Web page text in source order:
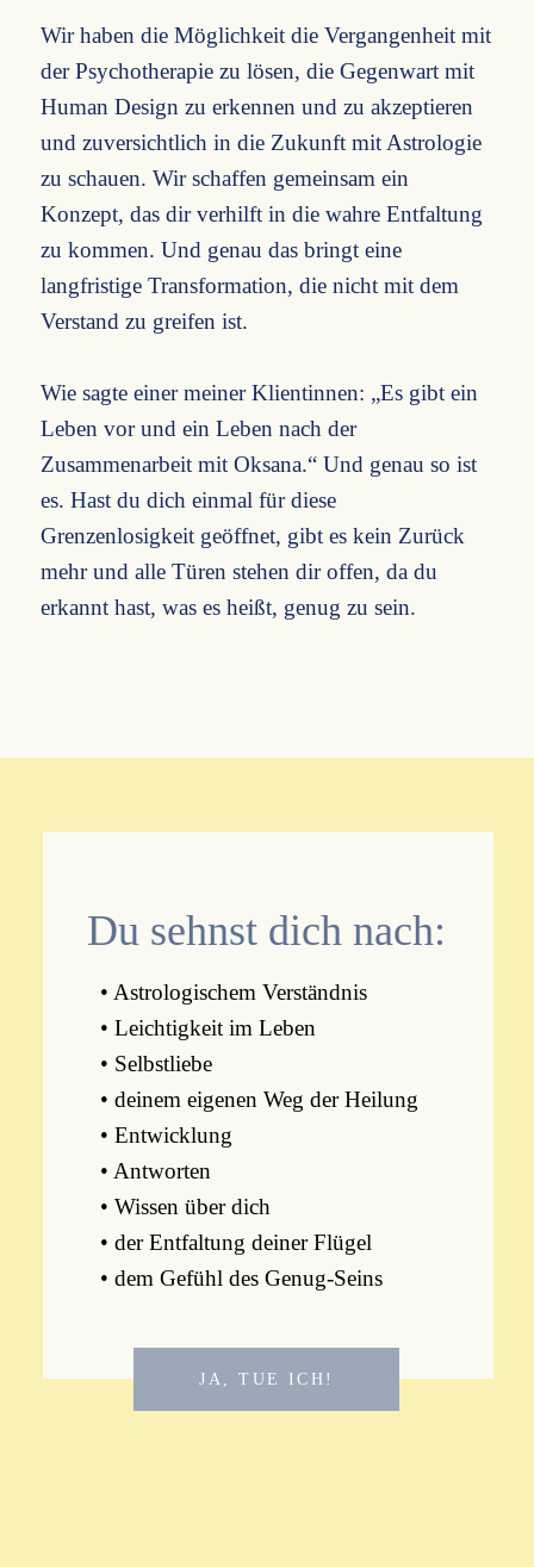
Wir haben die Möglichkeit die Vergangenheit mit
der Psychotherapie zu lösen, die Gegenwart mit
Human Design zu erkennen und zu akzeptieren
und zuversichtlich in die Zukunft mit Astrologie
zu schauen. Wir schaffen gemeinsam ein
Konzept, das dir verhilft in die wahre Entfaltung
zu kommen. Und genau das bringt eine
langfristige Transformation, die nicht mit dem
Verstand zu greifen ist.
Wie sagte einer meiner Klientinnen: „Es gibt ein
Leben vor und ein Leben nach der
Zusammenarbeit mit Oksana.“ Und genau so ist
es. Hast du dich einmal für diese
Grenzenlosigkeit geöffnet, gibt es kein Zurück
mehr und alle Türen stehen dir offen, da du
erkannt hast, was es heißt, genug zu sein.
Du sehnst dich nach:
• Astrologischem Verständnis
• Leichtigkeit im Leben
• Selbstliebe
• deinem eigenen Weg der Heilung
• Entwicklung
• Antworten
• Wissen über dich
• der Entfaltung deiner Flügel
• dem Gefühl des Genug-Seins
JA, TUE ICH!